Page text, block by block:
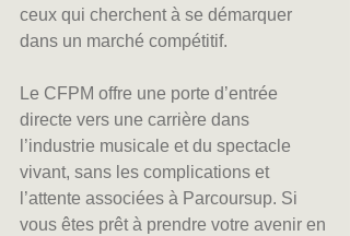
ceux qui cherchent à se démarquer
dans un marché compétitif.
Le CFPM offre une porte d’entrée
directe vers une carrière dans
l’industrie musicale et du spectacle
vivant, sans les complications et
l’attente associées à Parcoursup. Si
vous êtes prêt à prendre votre avenir en